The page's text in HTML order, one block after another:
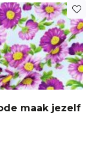
maak jezelf